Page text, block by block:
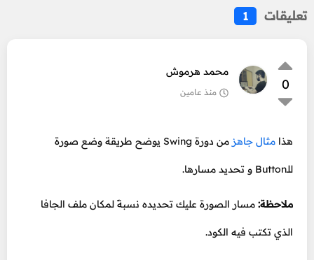
تعليقات 1
0
محمد هرموش
منذ عامين
هذا مثال جاهز من دورة Swing يوضح طريقة وضع صورة
للـButton و تحديد مسارها.
ملاحظة: مسار الصورة عليك تحديده نسبةً لمكان ملف الجافا
الذي تكتب فيه الكود.